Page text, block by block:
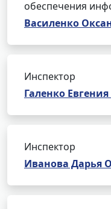
обеспечения
Василенко
Инспектор
Галенко
Инспектор
Иванова Дарья